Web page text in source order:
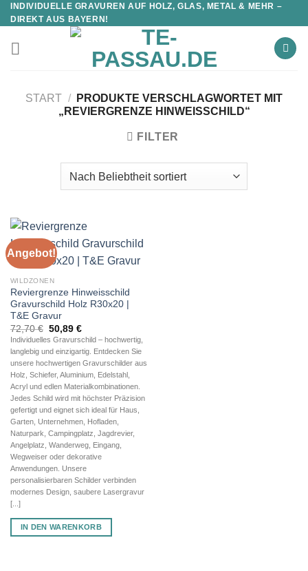
INDIVIDUELLE GRAVUREN AUF HOLZ, GLAS, METAL & MEHR –
DIREKT AUS BAYERN!
START /
PRODUKTE VERSCHLAGWORTET MIT
„REVIERGRENZE HINWEISSCHILD“
FILTER
Angebot!
WILDZONEN
Reviergrenze Hinweisschild
Gravurschild Holz R30x20 |
T&E Gravur
72,70€ Ursprünglicher
Preis
war:
72,70 €
50,89 €Aktueller
Preis
ist:
50,89 €.
Individuelles Gravurschild – hochwertig,
langlebig und einzigartig. Entdecken Sie
unsere hochwertigen Gravurschilder aus
Holz, Schiefer, Aluminium, Edelstahl,
Acryl und edlen Materialkombinationen.
Jedes Schild wird mit höchster Präzision
gefertigt und eignet sich ideal für Haus,
Garten, Unternehmen, Hofladen,
Naturpark, Campingplatz, Jagdrevier,
Angelplatz, Wanderweg, Eingang,
Wegweiser oder dekorative
Anwendungen. Unsere
personalisierbaren Schilder verbinden
modernes Design, saubere Lasergravur
[...]
IN DEN WARENKORB